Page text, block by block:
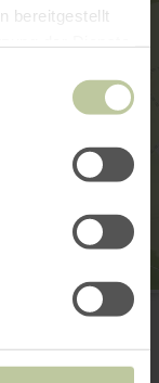
bereitgestellt